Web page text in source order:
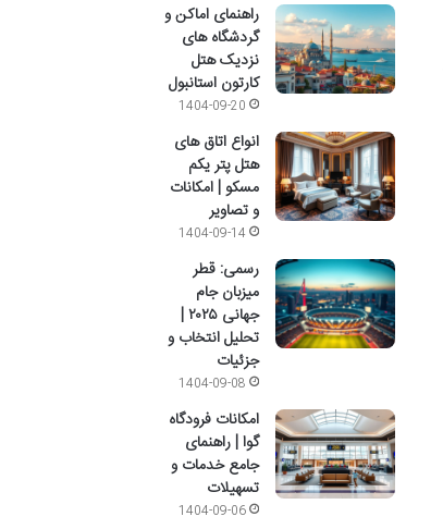
راهنمای اماکن و
گردشگاه های
نزدیک هتل
کارتون استانبول
1404-09-20
انواع اتاق های
هتل پتر یکم
مسکو | امکانات
و تصاویر
1404-09-14
رسمی: قطر
میزبان جام
جهانی ۲۰۲۵ |
تحلیل انتخاب و
جزئیات
1404-09-08
امکانات فرودگاه
گوا | راهنمای
جامع خدمات و
تسهیلات
1404-09-06